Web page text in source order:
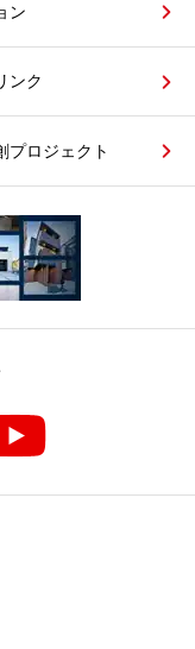
ン
ンク
プロジェクト